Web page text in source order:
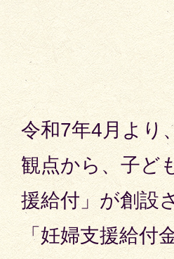
令和7年4月より
観点から、子ど
援給付」が創設
「妊婦支援給